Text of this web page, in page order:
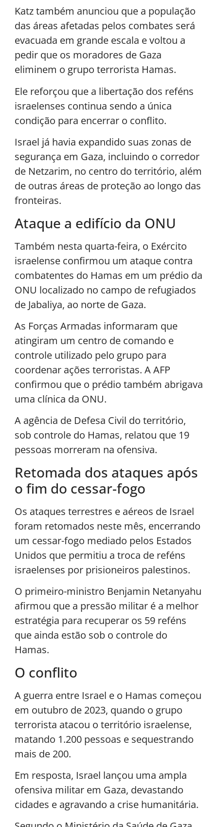
Katz também anunciou que a população
das áreas afetadas pelos combates será
evacuada em grande escala e voltou a
pedir que os moradores de Gaza
eliminem o grupo terrorista Hamas.
Ele reforçou que a libertação dos reféns
israelenses continua sendo a única
condição para encerrar o conflito.
Israel já havia expandido suas zonas de
segurança em Gaza, incluindo o corredor
de Netzarim, no centro do território, além
de outras áreas de proteção ao longo das
fronteiras.
Ataque a edifício da ONU
Também nesta quarta-feira, o Exército
israelense confirmou um ataque contra
combatentes do Hamas em um prédio da
ONU localizado no campo de refugiados
de Jabaliya, ao norte de Gaza.
As Forças Armadas informaram que
atingiram um centro de comando e
controle utilizado pelo grupo para
coordenar ações terroristas. A AFP
confirmou que o prédio também abrigava
uma clínica da ONU.
A agência de Defesa Civil do território,
sob controle do Hamas, relatou que 19
pessoas morreram na ofensiva.
Retomada dos ataques após
o fim do cessar-fogo
Os ataques terrestres e aéreos de Israel
foram retomados neste mês, encerrando
um cessar-fogo mediado pelos Estados
Unidos que permitiu a troca de reféns
israelenses por prisioneiros palestinos.
O primeiro-ministro Benjamin Netanyahu
afirmou que a pressão militar é a melhor
estratégia para recuperar os 59 reféns
que ainda estão sob o controle do
Hamas.
O conflito
A guerra entre Israel e o Hamas começou
em outubro de 2023, quando o grupo
terrorista atacou o território israelense,
matando 1.200 pessoas e sequestrando
mais de 200.
Em resposta, Israel lançou uma ampla
ofensiva militar em Gaza, devastando
cidades e agravando a crise humanitária.